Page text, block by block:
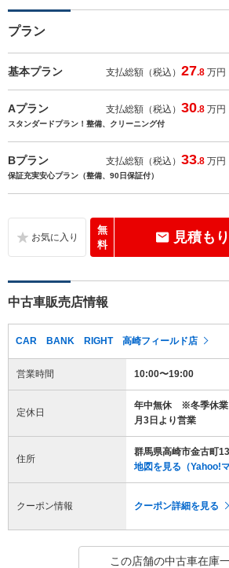
プラン
基本プラン 支払総額（税込）27.8 万円
Aプラン 支払総額（税込）30.8 万円
スタンダードプラン！整備、クリーニング付
Bプラン 支払総額（税込）33.8 万円
保証充実安心プラン（整備、90日保証付）
無
料
見積も
中古車販売店情報
CAR BANK RIGHT 高崎フィールド店
営業時間 10:00〜19:00
定休日
年中無休 ※冬季休
月3日より営業
住所
群馬県高崎市金古町
地図を見る（Yahoo!マ
クーポン情報 クーポン詳細を見る
この店舗の中古車在庫